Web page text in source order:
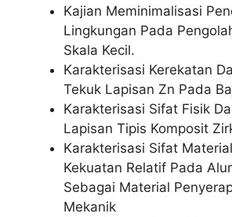
Kajian Meminimalisasi
Lingkungan Pada
Skala Kecil.
Karakterisasi Kerekatan
Tekuk Lapisan Zn Pada
Karakterisasi Sifat Fisik
Lapisan Tipis Komposit
Karakterisasi Sifat
Kekuatan Relatif Pada
Sebagai Material
Mekanik